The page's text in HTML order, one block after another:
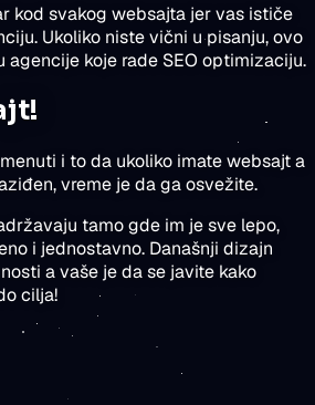
kod svakog websajta jer vas ističe
Ukoliko niste vični u pisanju, ovo
agencije koje rade SEO optimizaciju.
i to da ukoliko imate websajt a
vreme je da ga osvežite.
tamo gde im je sve lepo,
i jednostavno. Današnji dizajn
a vaše je da se javite kako
cilja!